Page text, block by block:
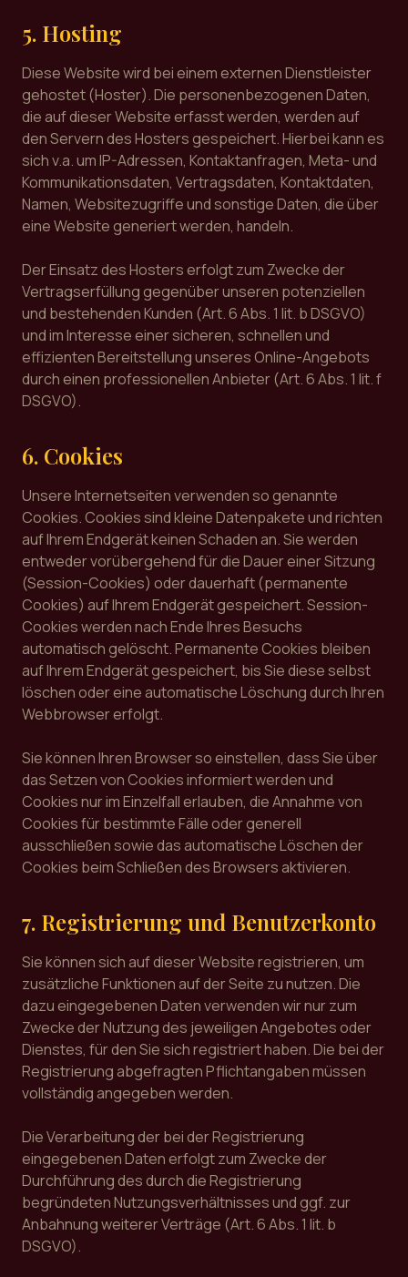
5. Hosting
Diese Website wird bei einem externen Dienstleister
gehostet (Hoster). Die personenbezogenen Daten,
die auf dieser Website erfasst werden, werden auf
den Servern des Hosters gespeichert. Hierbei kann es
sich v.a. um IP-Adressen, Kontaktanfragen, Meta- und
Kommunikationsdaten, Vertragsdaten, Kontaktdaten,
Namen, Websitezugriffe und sonstige Daten, die über
eine Website generiert werden, handeln.
Der Einsatz des Hosters erfolgt zum Zwecke der
Vertragserfüllung gegenüber unseren potenziellen
und bestehenden Kunden (Art. 6 Abs. 1 lit. b DSGVO)
und im Interesse einer sicheren, schnellen und
effizienten Bereitstellung unseres Online-Angebots
durch einen professionellen Anbieter (Art. 6 Abs. 1 lit. f
DSGVO).
6. Cookies
Unsere Internetseiten verwenden so genannte
Cookies. Cookies sind kleine Datenpakete und richten
auf Ihrem Endgerät keinen Schaden an. Sie werden
entweder vorübergehend für die Dauer einer Sitzung
(Session-Cookies) oder dauerhaft (permanente
Cookies) auf Ihrem Endgerät gespeichert. Session-
Cookies werden nach Ende Ihres Besuchs
automatisch gelöscht. Permanente Cookies bleiben
auf Ihrem Endgerät gespeichert, bis Sie diese selbst
löschen oder eine automatische Löschung durch Ihren
Webbrowser erfolgt.
Sie können Ihren Browser so einstellen, dass Sie über
das Setzen von Cookies informiert werden und
Cookies nur im Einzelfall erlauben, die Annahme von
Cookies für bestimmte Fälle oder generell
ausschließen sowie das automatische Löschen der
Cookies beim Schließen des Browsers aktivieren.
7. Registrierung und Benutzerkonto
Sie können sich auf dieser Website registrieren, um
zusätzliche Funktionen auf der Seite zu nutzen. Die
dazu eingegebenen Daten verwenden wir nur zum
Zwecke der Nutzung des jeweiligen Angebotes oder
Dienstes, für den Sie sich registriert haben. Die bei der
Registrierung abgefragten Pflichtangaben müssen
vollständig angegeben werden.
Die Verarbeitung der bei der Registrierung
eingegebenen Daten erfolgt zum Zwecke der
Durchführung des durch die Registrierung
begründeten Nutzungsverhältnisses und ggf. zur
Anbahnung weiterer Verträge (Art. 6 Abs. 1 lit. b
DSGVO).